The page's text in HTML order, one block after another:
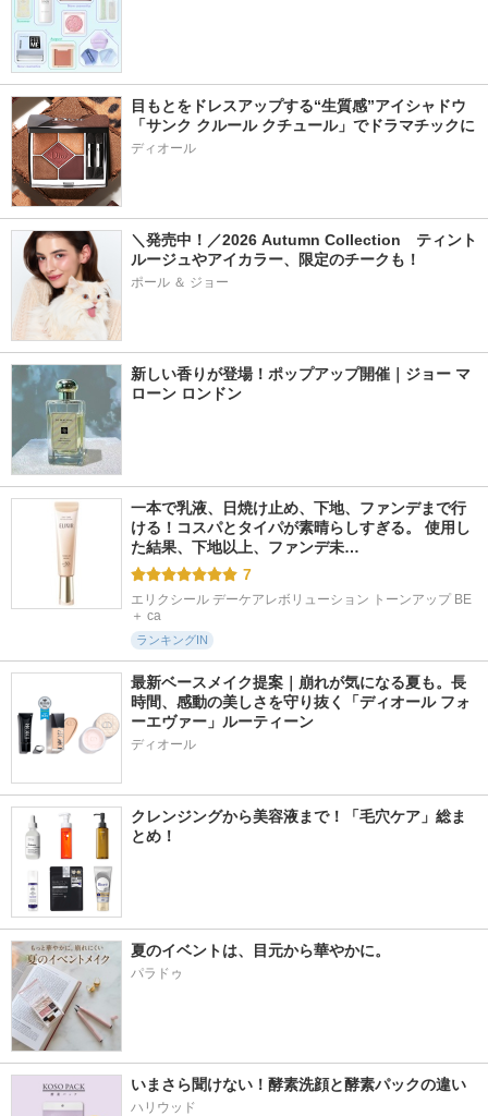
目もとをドレスアップする“生質感”アイシャドウ
「サンク クルール クチュール」でドラマチックに
ディオール
＼発売中！／2026 Autumn Collection　ティント
ルージュやアイカラー、限定のチークも！
ポール ＆ ジョー
新しい香りが登場！ポップアップ開催｜ジョー マ
ローン ロンドン
一本で乳液、日焼け止め、下地、ファンデまで行
ける！コスパとタイパが素晴らしすぎる。 使用し
た結果、下地以上、ファンデ未…
7
エリクシール デーケアレボリューション トーンアップ BE
＋ ca
ランキングIN
最新ベースメイク提案｜崩れが気になる夏も。長
時間、感動の美しさを守り抜く「ディオール フォ
ーエヴァー」ルーティーン
ディオール
クレンジングから美容液まで！「毛穴ケア」総ま
とめ！
夏のイベントは、目元から華やかに。
パラドゥ
いまさら聞けない！酵素洗顔と酵素パックの違い
ハリウッド